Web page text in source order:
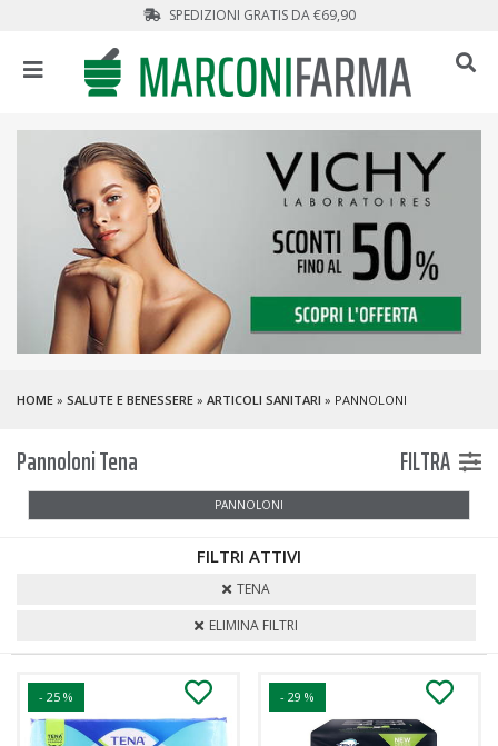
SPEDIZIONI GRATIS DA €69,90
HOME » SALUTE E BENESSERE » ARTICOLI SANITARI » PANNOLONI
Pannoloni Tena FILTRA
PANNOLONI
FILTRI ATTIVI
TENA
ELIMINA FILTRI
- 25 % - 29 %